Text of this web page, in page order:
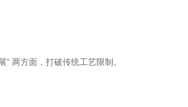
两方面，打破传统工艺限制。